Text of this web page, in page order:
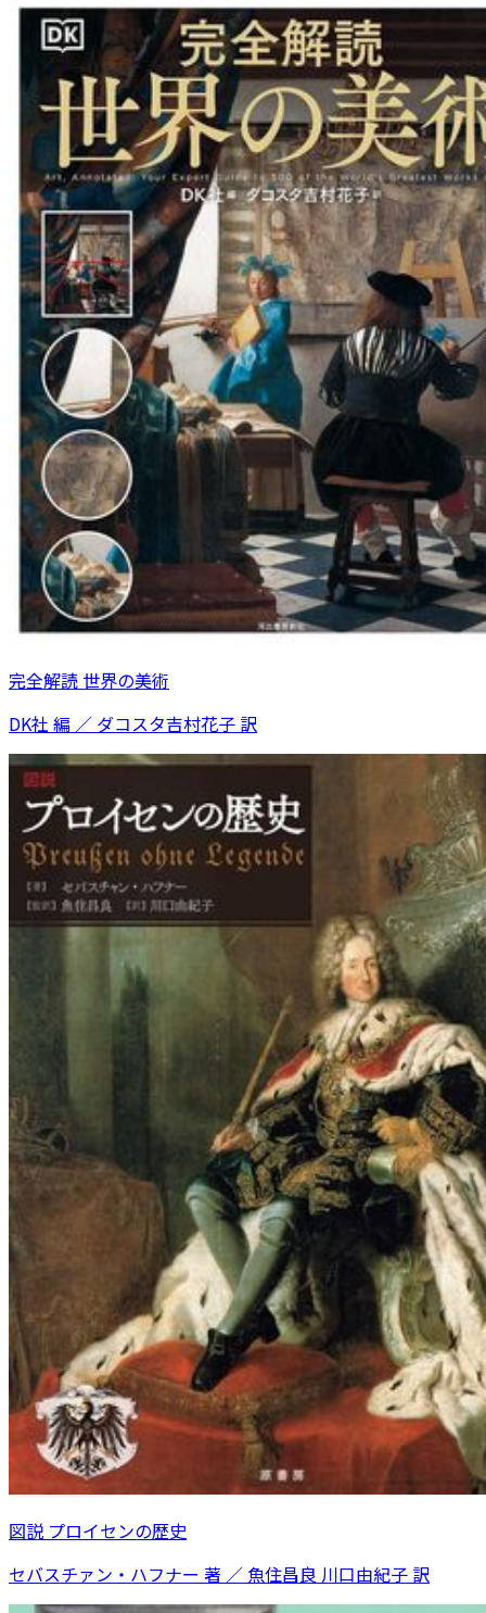
完全解読 世界の美術
DK社 編 ／ ダコスタ吉村花子 訳
図説 プロイセンの歴史
セバスチァン・ハフナー 著 ／ 魚住昌良 川口由紀子 訳